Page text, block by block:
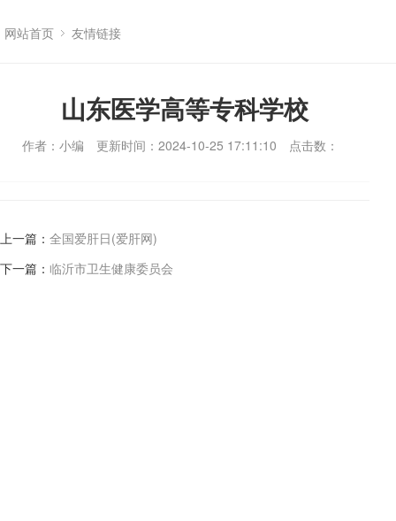
网站首页 友情链接
山东医学高等专科学校
作者：小编 更新时间：2024-10-25 17:11:10 点击数：
上一篇： 全国爱肝日(爱肝网)
下一篇： 临沂市卫生健康委员会